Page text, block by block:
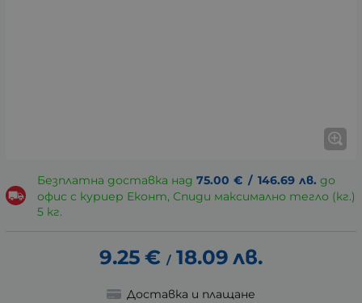
Безплатна доставка над 75.00 € / 146.69 лв. до
офис с куриер Еконт, Спиди максимално тегло (кг.)
5 кг.
9.25 € / 18.09 лв.
Доставка и плащане